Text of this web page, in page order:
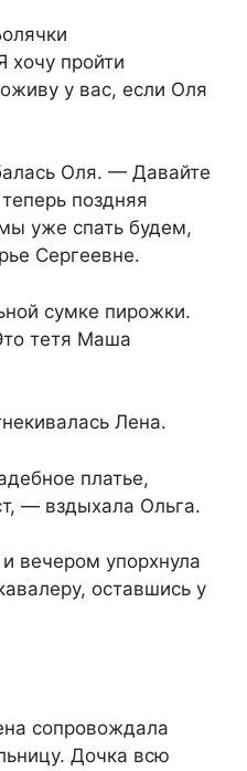
хочу пройти
у вас, если Оля
Оля. — Давайте
поздняя
уже спать будем,
Сергеевне.
сумке пирожки.
тетя Маша
Лена.
платье,
— вздыхала Ольга.
вечером упорхнула
оставшись у
сопровождала
Дочка всю